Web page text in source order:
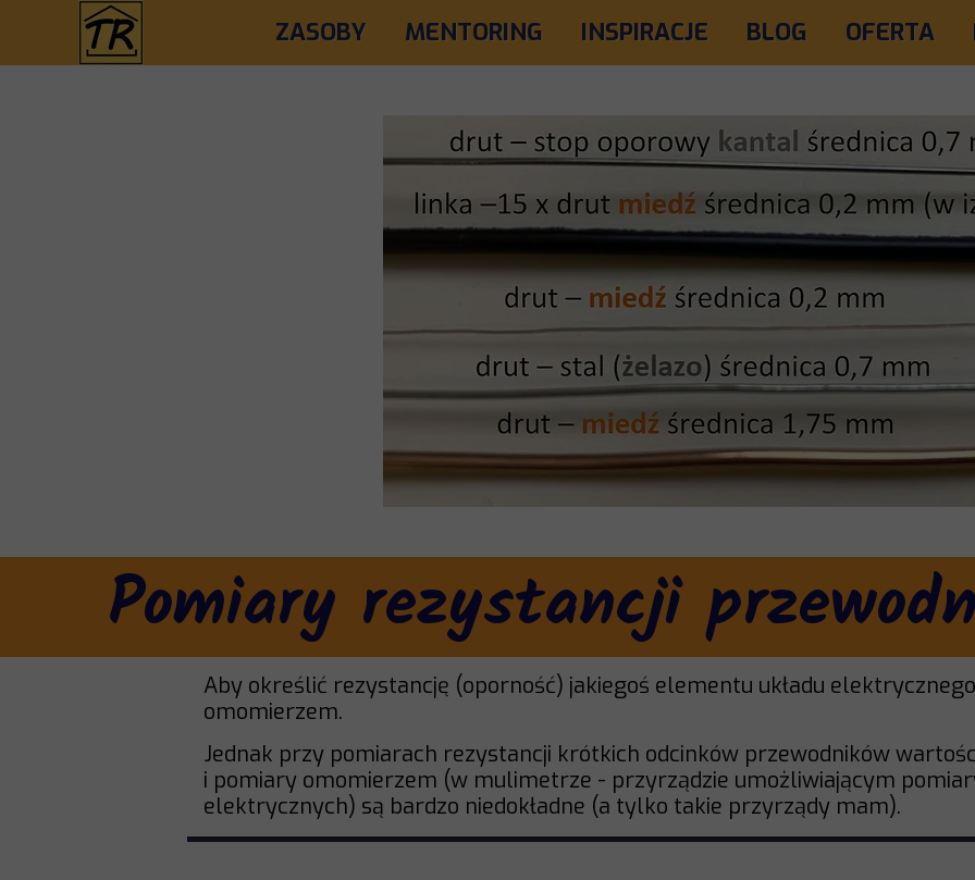
ZASOBY MENTORING INSPIRACJE BLOG OFERTA
Pomiary rezystancji
Aby określić rezystancję (oporność) jakiegoś elementu układu
omomierzem.
Jednak przy pomiarach rezystancji krótkich odcinków przewodników
i pomiary omomierzem (w mulimetrze - przyrządzie umożliwiającym
elektrycznych) są bardzo niedokładne (a tylko takie przyrządy mam).